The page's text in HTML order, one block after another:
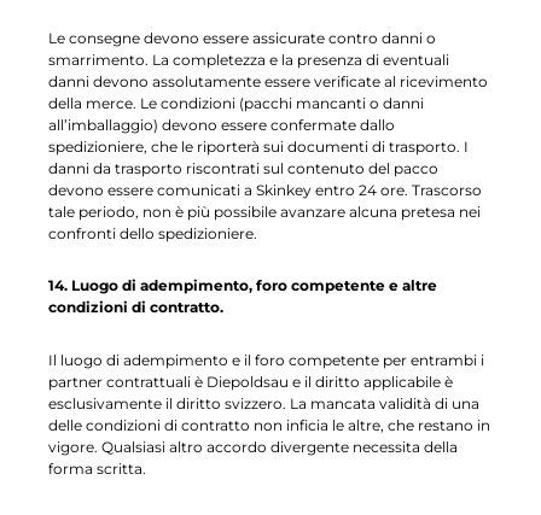
Le consegne devono essere assicurate contro danni o
smarrimento. La completezza e la presenza di eventuali
danni devono assolutamente essere verificate al ricevimento
della merce. Le condizioni (pacchi mancanti o danni
all’imballaggio) devono essere confermate dallo
spedizioniere, che le riporterà sui documenti di trasporto. I
danni da trasporto riscontrati sul contenuto del pacco
devono essere comunicati a Skinkey entro 24 ore. Trascorso
tale periodo, non è più possibile avanzare alcuna pretesa nei
confronti dello spedizioniere.
14. Luogo di adempimento, foro competente e altre
condizioni di contratto.
Il luogo di adempimento e il foro competente per entrambi i
partner contrattuali è Diepoldsau e il diritto applicabile è
esclusivamente il diritto svizzero. La mancata validità di una
delle condizioni di contratto non inficia le altre, che restano in
vigore. Qualsiasi altro accordo divergente necessita della
forma scritta.